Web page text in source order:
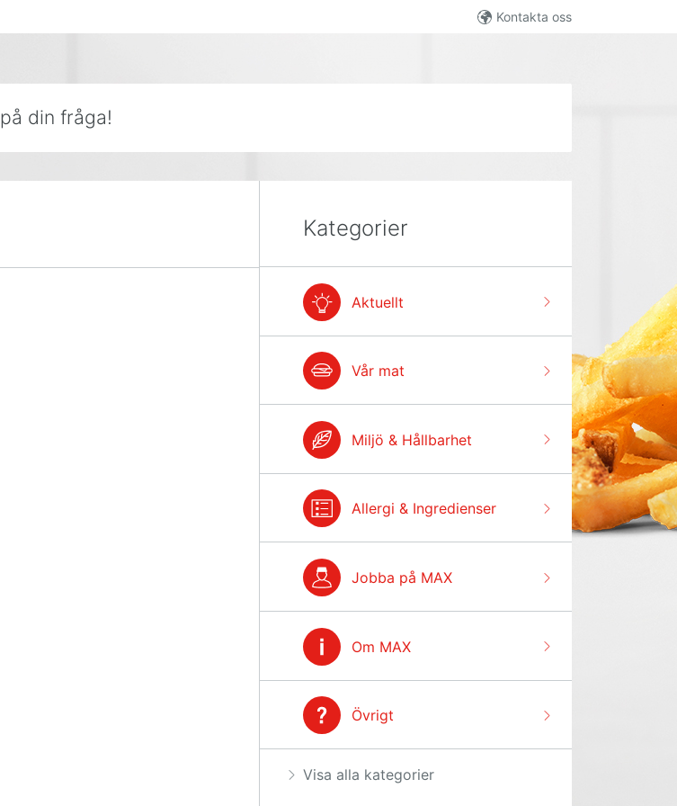
Kontakta oss
Kategorier
Aktuellt
Vår mat
Miljö & Hållbarhet
Allergi & Ingredienser
Jobba på MAX
Om MAX
Övrigt
Visa alla kategorier